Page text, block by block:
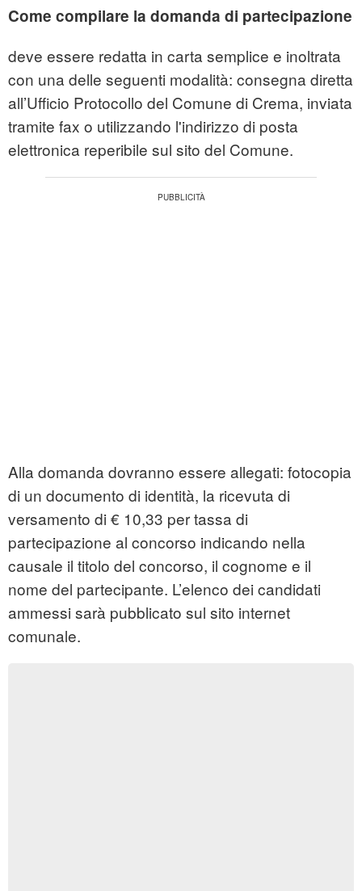
Come compilare la domanda di partecipazione
deve essere redatta in carta semplice e inoltrata
con una delle seguenti modalità: consegna diretta
all’Ufficio Protocollo del Comune di Crema, inviata
tramite fax o utilizzando l'indirizzo di posta
elettronica reperibile sul sito del Comune.
Alla domanda dovranno essere allegati: fotocopia
di un documento di identità, la ricevuta di
versamento di € 10,33 per tassa di
partecipazione al concorso indicando nella
causale il titolo del concorso, il cognome e il
nome del partecipante. L’elenco dei candidati
ammessi sarà pubblicato sul sito internet
comunale.